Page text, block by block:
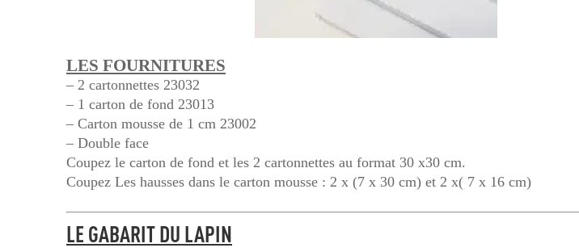
LES FOURNITURES
– 2 cartonnettes 23032
– 1 carton de fond 23013
– Carton mousse de 1 cm 23002
– Double face
Coupez le carton de fond et les 2 cartonnettes au format 30 x30 cm.
Coupez Les hausses dans le carton mousse : 2 x (7 x 30 cm) et 2 x( 7 x 16 cm)
LE GABARIT DU LAPIN